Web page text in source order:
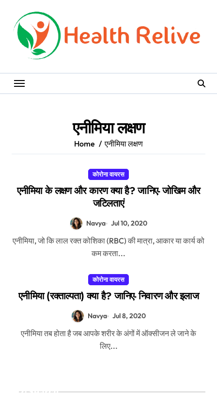
content
एनीमिया लक्षण
Home एनीमिया लक्षण
कोरोना वायरस
एनीमिया के लक्षण और कारण क्या है? जानिए- जोखिम और
जटिलताएं
Navya Jul 10, 2020
एनीमिया, जो कि लाल रक्त कोशिका (RBC) की मात्रा, आकार या कार्य को
कम करता...
कोरोना वायरस
एनीमिया (रक्ताल्पता) क्या है? जानिए- निवारण और इलाज
Navya Jul 8, 2020
एनीमिया तब होता है जब आपके शरीर के अंगों में ऑक्सीजन ले जाने के
लिए...
Search